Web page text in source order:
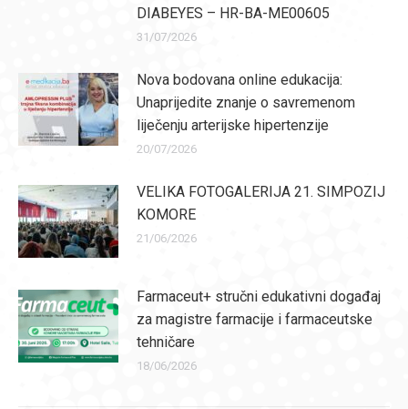
DIABEYES – HR-BA-ME00605
31/07/2026
Nova bodovana online edukacija:
Unaprijedite znanje o savremenom
liječenju arterijske hipertenzije
20/07/2026
VELIKA FOTOGALERIJA 21. SIMPOZIJ
KOMORE
21/06/2026
Farmaceut+ stručni edukativni događaj
za magistre farmacije i farmaceutske
tehničare
18/06/2026